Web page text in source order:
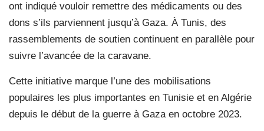
ont indiqué vouloir remettre des médicaments ou des
dons s’ils parviennent jusqu’à Gaza. À Tunis, des
rassemblements de soutien continuent en parallèle pour
suivre l’avancée de la caravane.
Cette initiative marque l’une des mobilisations
populaires les plus importantes en Tunisie et en Algérie
depuis le début de la guerre à Gaza en octobre 2023.